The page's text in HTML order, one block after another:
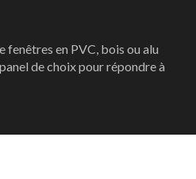
fenêtres en PVC, bois ou alu
de choix pour répondre à